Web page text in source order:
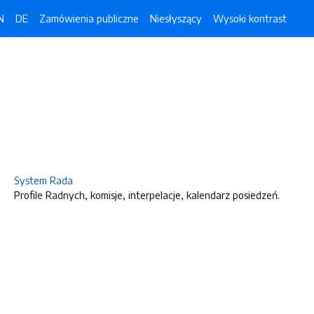
DE Zamówienia publiczne Niesłyszący Wysoki kontrast
System Rada
Profile Radnych, komisje, interpelacje, kalendarz posiedzeń.